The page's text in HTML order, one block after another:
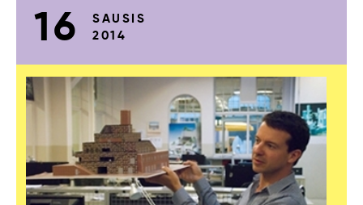
16
SAUSIS
2014